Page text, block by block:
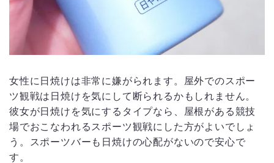
女性に日焼けは非常に嫌がられます。屋外でのスポー
ツ観戦は日焼けを気にして断られるかもしれません。
彼女が日焼けを気にするタイプなら、屋根がある競技
場でおこなわれるスポーツ観戦にした方がよいでしょ
う。スポーツバーも日焼けの心配がないので安心で
す。